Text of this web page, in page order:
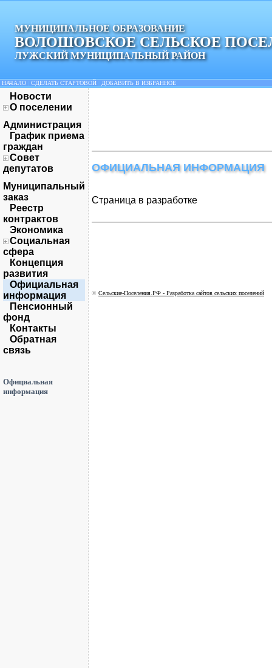
МУНИЦИПАЛЬНОЕ ОБРАЗОВАНИЕ
ВОЛОШОВСКОЕ СЕЛЬСКОЕ
ЛУЖСКИЙ МУНИЦИПАЛЬНЫЙ РАЙОН
НАЧАЛО СДЕЛАТЬ СТАРТОВОЙ ДОБАВИТЬ В ИЗБРАННОЕ
Новости
О поселении
Администрация
График приема
граждан
Совет
депутатов
Муниципальный
заказ
Реестр
контрактов
Экономика
Социальная
сфера
Концепция
развития
Официальная
информация
Пенсионный
фонд
Контакты
Обратная
связь
Официальная
информация
ОФИЦИАЛЬНАЯ ИНФОРМАЦИЯ
Страница в разработке
© Сельские-Поселения.РФ - Разработка сайтов сельских поселений